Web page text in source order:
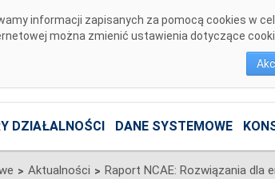
informacji zapisanych za pomocą cookies w
można zmienić ustawienia dotyczące
DZIAŁALNOŚCI DANE SYSTEMOWE
> Aktualności >